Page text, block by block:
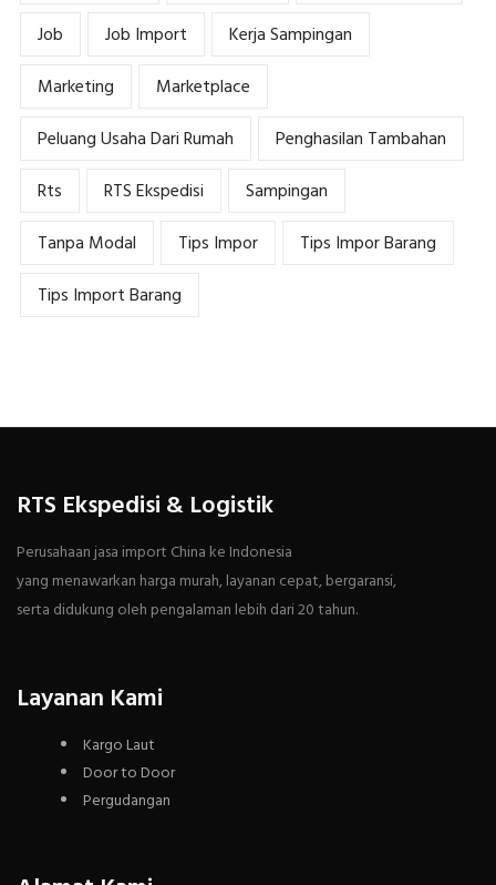
Job
Job Import
Kerja Sampingan
Marketing
Marketplace
Peluang Usaha Dari Rumah
Penghasilan Tambahan
Rts
RTS Ekspedisi
Sampingan
Tanpa Modal
Tips Impor
Tips Impor Barang
Tips Import Barang
RTS Ekspedisi & Logistik
Perusahaan jasa import China ke Indonesia
yang menawarkan harga murah, layanan cepat, bergaransi,
serta didukung oleh pengalaman lebih dari 20 tahun.
Layanan Kami
Kargo Laut
Door to Door
Pergudangan